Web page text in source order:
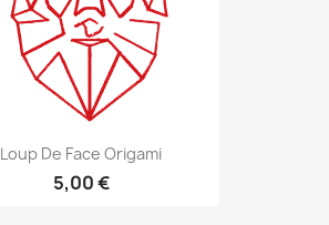
Loup De Face Origami
5,00 €